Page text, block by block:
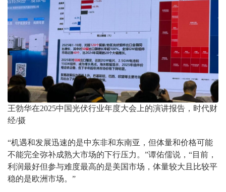
王勃华在2025中国光伏行业年度大会上的演讲报告，时代财
经/摄
“机遇和发展迅速的是中东非和东南亚，但体量和价格可能
不能完全弥补成熟大市场的下行压力。”谭佑儒说，“目前，
利润最好但参与难度最高的是美国市场，体量较大且比较平
稳的是欧洲市场。”